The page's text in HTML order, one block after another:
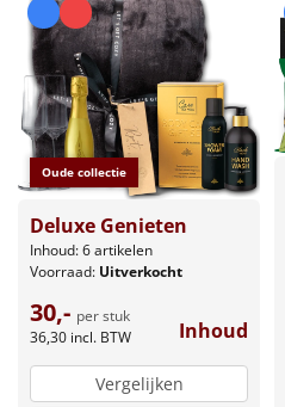
Oude collectie
Deluxe Genieten
Inhoud: 6 artikelen
Voorraad: Uitverkocht
30,- per stuk
36,30 incl. BTW Inhoud
Vergelijken